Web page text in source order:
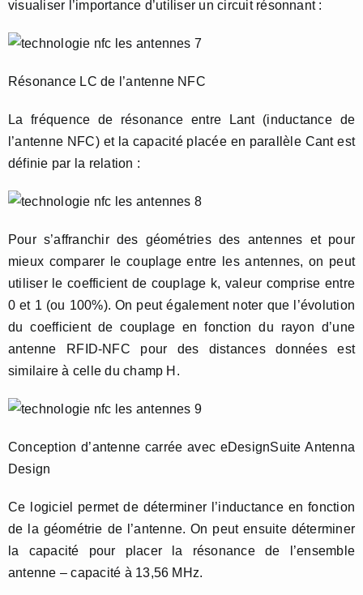
visualiser l’importance d’utiliser un circuit résonnant :
Résonance LC de l’antenne NFC
La fréquence de résonance entre Lant (inductance de
l’antenne NFC) et la capacité placée en parallèle Cant est
définie par la relation :
Pour s’affranchir des géométries des antennes et pour
mieux comparer le couplage entre les antennes, on peut
utiliser le coefficient de couplage k, valeur comprise entre
0 et 1 (ou 100%). On peut également noter que l’évolution
du coefficient de couplage en fonction du rayon d’une
antenne RFID-NFC pour des distances données est
similaire à celle du champ H.
Conception d’antenne carrée avec eDesignSuite Antenna
Design
Ce logiciel permet de déterminer l’inductance en fonction
de la géométrie de l’antenne. On peut ensuite déterminer
la capacité pour placer la résonance de l’ensemble
antenne – capacité à 13,56 MHz.